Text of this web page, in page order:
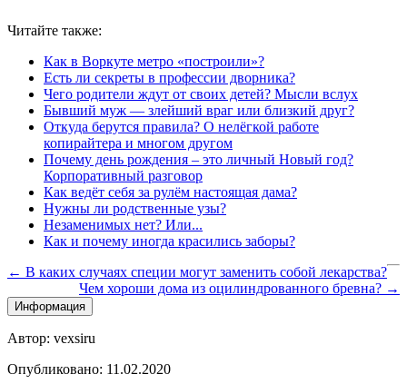
Читайте также:
Как в Воркуте метро «построили»?
Есть ли секреты в профессии дворника?
Чего родители ждут от своих детей? Мысли вслух
Бывший муж — злейший враг или близкий друг?
Откуда берутся правила? О нелёгкой работе
копирайтера и многом другом
Почему день рождения – это личный Новый год?
Корпоративный разговор
Как ведёт себя за рулём настоящая дама?
Нужны ли родственные узы?
Незаменимых нет? Или...
Как и почему иногда красились заборы?
← В каких случаях специи могут заменить собой лекарства?
Чем хороши дома из оцилиндрованного бревна? →
Информация
Автор: vexsiru
Опубликовано: 11.02.2020